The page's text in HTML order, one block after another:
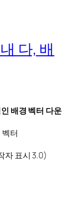
다, 배
배경 벡터 다운
터
자 표시 3.0)